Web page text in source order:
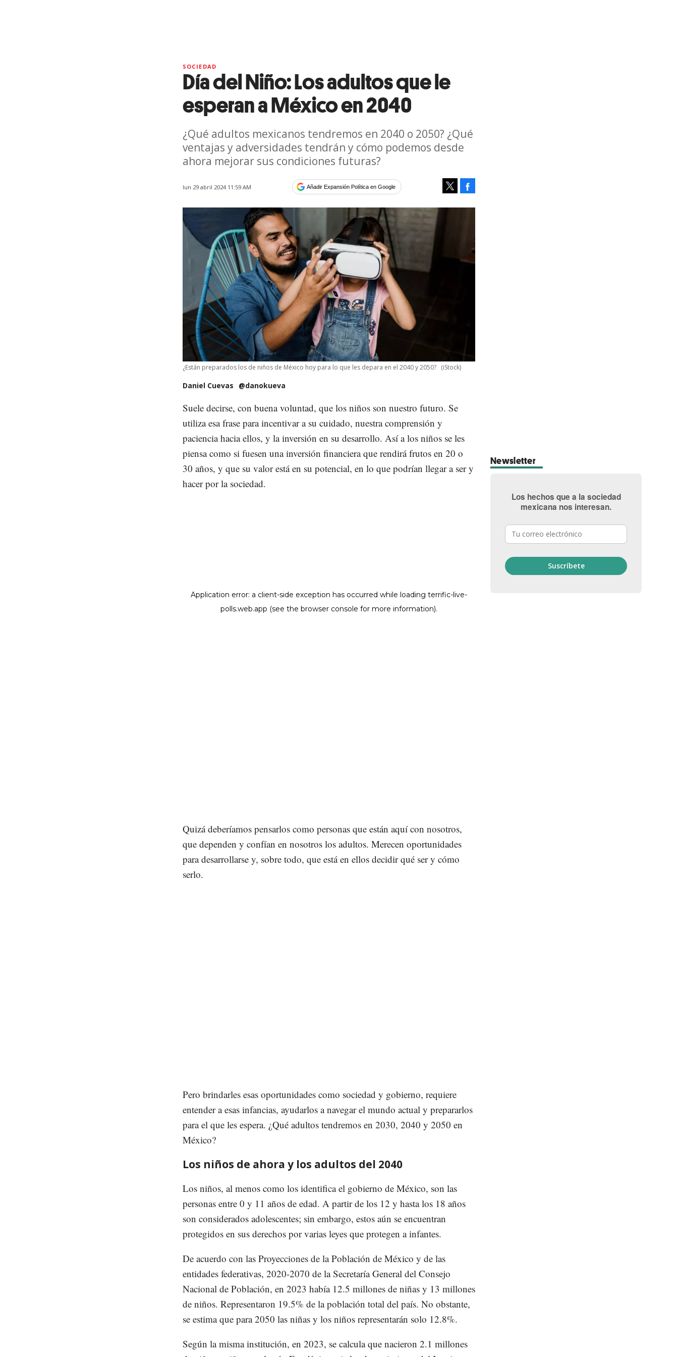
Newsletter
Los hechos que a la sociedad
mexicana nos interesan.
SOCIEDAD
Día del Niño: Los adultos que le
esperan a México en 2040
¿Qué adultos mexicanos tendremos en 2040 o 2050? ¿Qué
ventajas y adversidades tendrán y cómo podemos desde
ahora mejorar sus condiciones futuras?
lun 29 abril 2024 11:59 AM Añadir Expansión Política en Google
¿Están preparados los de niños de México hoy para lo que les depara en el 2040 y 2050? (iStock)
Daniel Cuevas @danokueva
Suele decirse, con buena voluntad, que los niños son nuestro futuro. Se
utiliza esa frase para incentivar a su cuidado, nuestra comprensión y
paciencia hacia ellos, y la inversión en su desarrollo. Así a los niños se les
piensa como si fuesen una inversión financiera que rendirá frutos en 20 o
30 años, y que su valor está en su potencial, en lo que podrían llegar a ser y
hacer por la sociedad.
Quizá deberíamos pensarlos como personas que están aquí con nosotros,
que dependen y confían en nosotros los adultos. Merecen oportunidades
para desarrollarse y, sobre todo, que está en ellos decidir qué ser y cómo
serlo.
Pero brindarles esas oportunidades como sociedad y gobierno, requiere
entender a esas infancias, ayudarlos a navegar el mundo actual y prepararlos
para el que les espera. ¿Qué adultos tendremos en 2030, 2040 y 2050 en
México?
Los niños de ahora y los adultos del 2040
Los niños, al menos como los identifica el gobierno de México, son las
personas entre 0 y 11 años de edad. A partir de los 12 y hasta los 18 años
son considerados adolescentes; sin embargo, estos aún se encuentran
protegidos en sus derechos por varias leyes que protegen a infantes.
De acuerdo con las Proyecciones de la Población de México y de las
entidades federativas, 2020-2070 de la Secretaría General del Consejo
Nacional de Población, en 2023 había 12.5 millones de niñas y 13 millones
de niños. Representaron 19.5% de la población total del país. No obstante,
se estima que para 2050 las niñas y los niños representarán solo 12.8%.
Según la misma institución, en 2023, se calcula que nacieron 2.1 millones